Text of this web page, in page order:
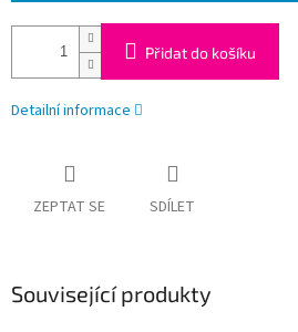
Přidat do košíku
Detailní informace
ZEPTAT SE SDÍLET
Související produkty